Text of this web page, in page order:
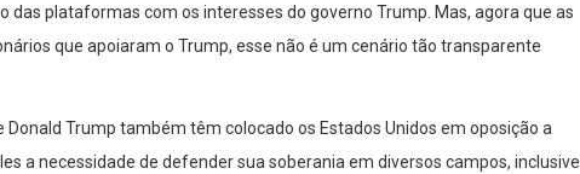
plataformas com os interesses do governo Trump. Mas, agora que as
que apoiaram o Trump, esse não é um cenário tão transparente
Trump também têm colocado os Estados Unidos em oposição a
a necessidade de defender sua soberania em diversos campos, inclusive